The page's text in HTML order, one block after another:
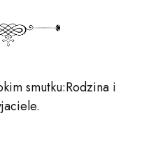
smutku:Rodzina i